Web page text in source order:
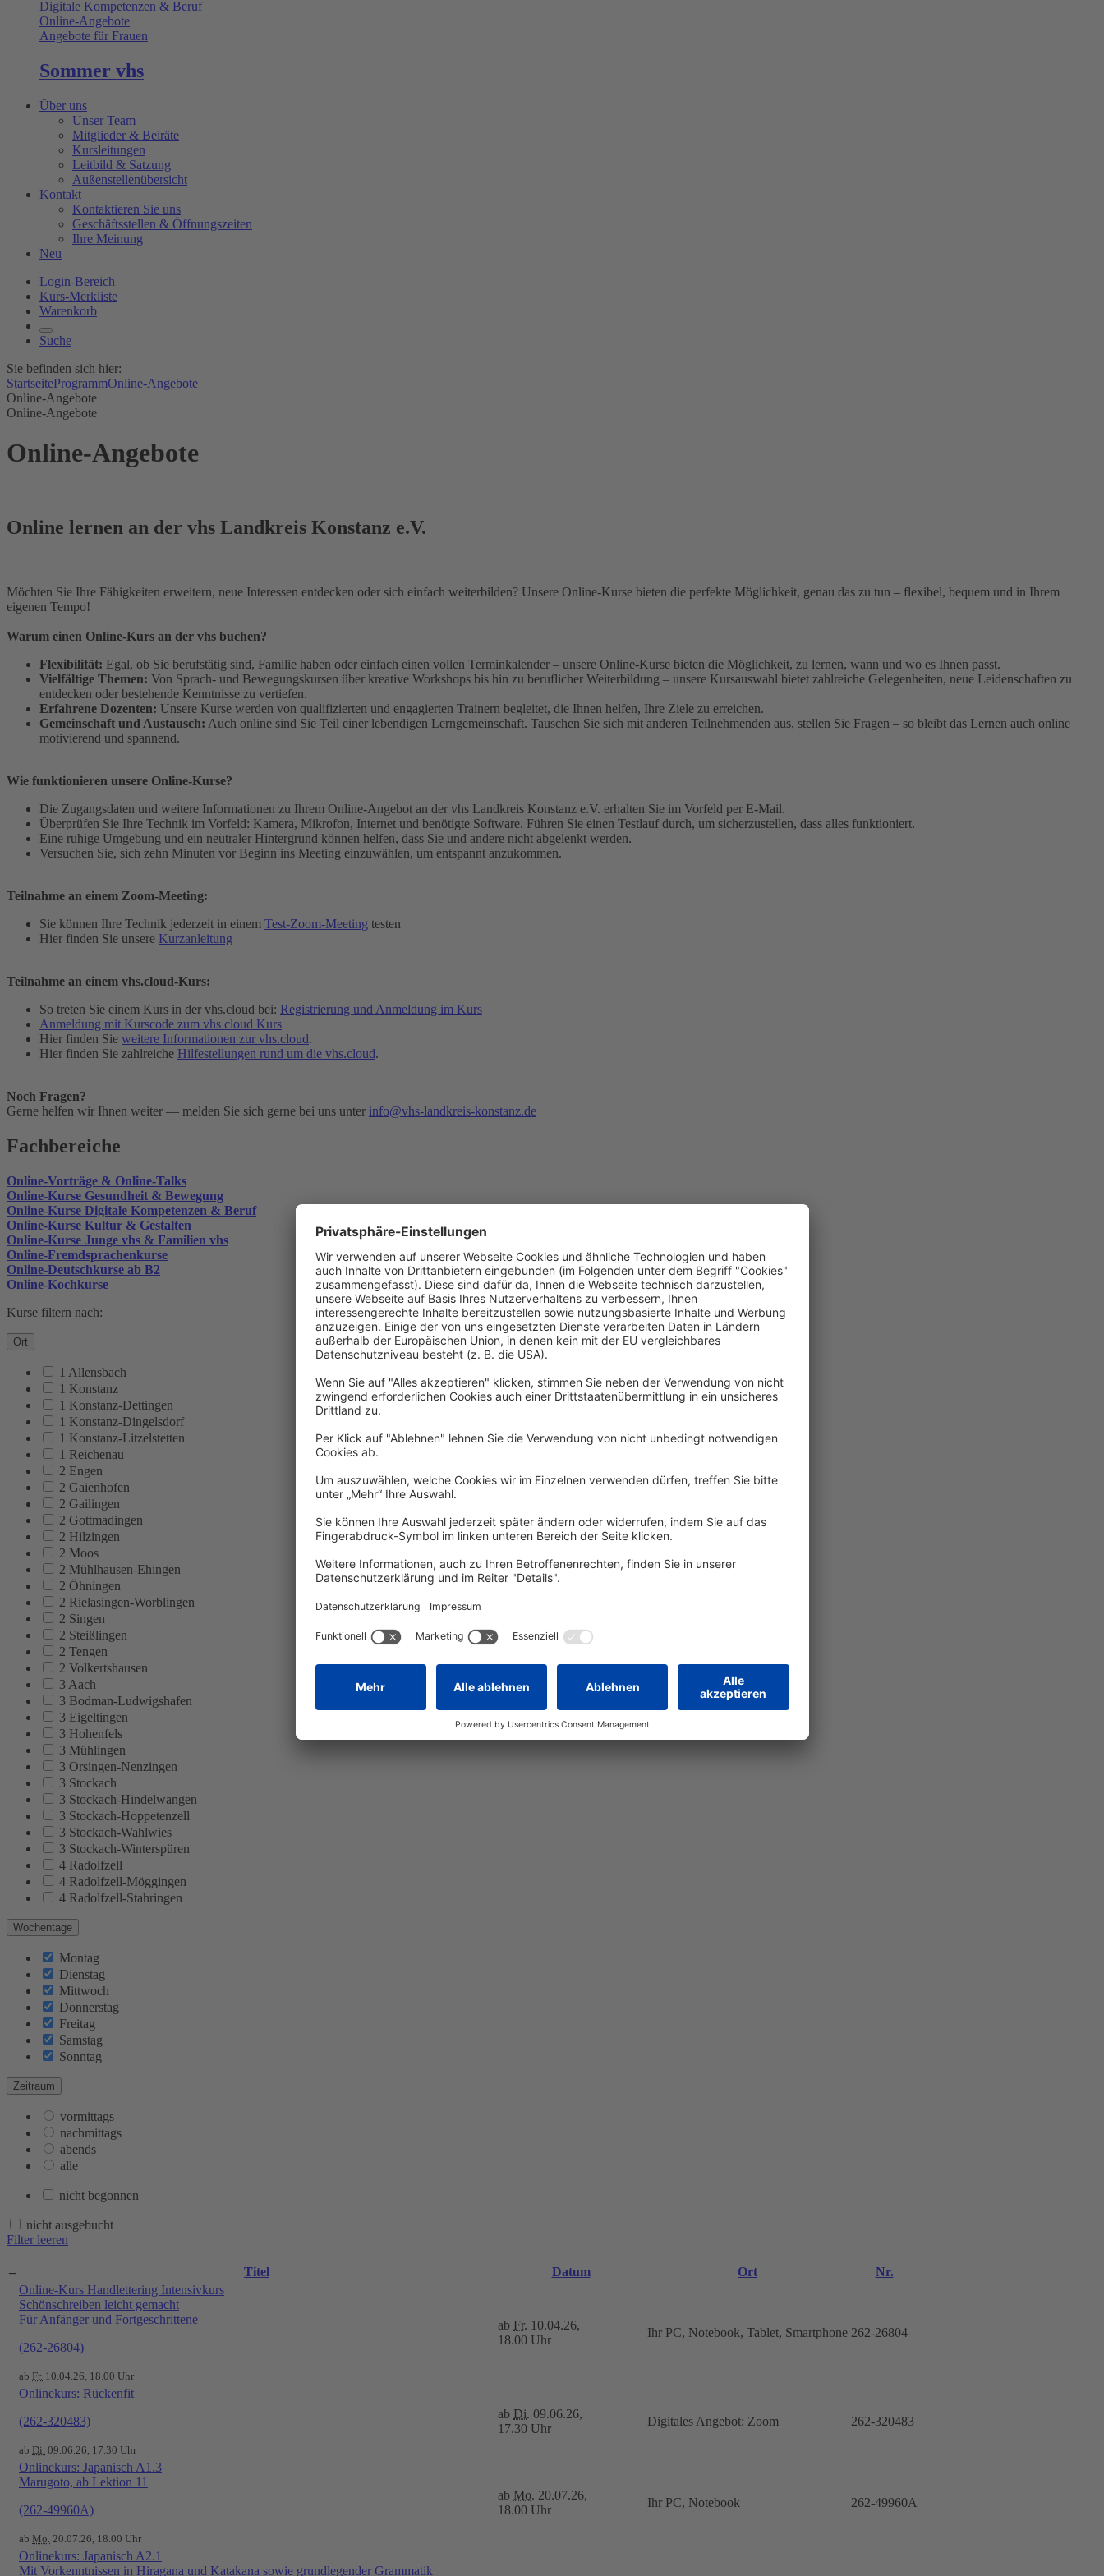
Digitale Kompetenzen & Beruf
Online-Angebote
Angebote für Frauen
Sommer vhs
Über uns
Unser Team
Mitglieder & Beiräte
Kursleitungen
Leitbild & Satzung
Außenstellenübersicht
Kontakt
Kontaktieren Sie uns
Geschäftsstellen & Öffnungszeiten
Ihre Meinung
Neu
Login-Bereich
Kurs-Merkliste
Warenkorb
Suche
Sie befinden sich hier:
StartseiteProgrammOnline-Angebote
Online-Angebote
Online-Angebote
Online-Angebote
Online lernen an der vhs Landkreis Konstanz e.V.
Möchten Sie Ihre Fähigkeiten erweitern, neue Interessen entdecken oder sich einfach weiterbilden? Unsere Online-Kurse bieten die perfekte Möglichkeit, genau das zu tun – flexibel, bequem und in Ihrem
eigenen Tempo!
Warum einen Online-Kurs an der vhs buchen?
Flexibilität: Egal, ob Sie berufstätig sind, Familie haben oder einfach einen vollen Terminkalender – unsere Online-Kurse bieten die Möglichkeit, zu lernen, wann und wo es Ihnen passt.
Vielfältige Themen: Von Sprach- und Bewegungskursen über kreative Workshops bis hin zu beruflicher Weiterbildung – unsere Kursauswahl bietet zahlreiche Gelegenheiten, neue Leidenschaften zu
entdecken oder bestehende Kenntnisse zu vertiefen.
Erfahrene Dozenten: Unsere Kurse werden von qualifizierten und engagierten Trainern begleitet, die Ihnen helfen, Ihre Ziele zu erreichen.
Gemeinschaft und Austausch: Auch online sind Sie Teil einer lebendigen Lerngemeinschaft. Tauschen Sie sich mit anderen Teilnehmenden aus, stellen Sie Fragen – so bleibt das Lernen auch online
motivierend und spannend.
Wie funktionieren unsere Online-Kurse?
Die Zugangsdaten und weitere Informationen zu Ihrem Online-Angebot an der vhs Landkreis Konstanz e.V. erhalten Sie im Vorfeld per E-Mail.
Überprüfen Sie Ihre Technik im Vorfeld: Kamera, Mikrofon, Internet und benötigte Software. Führen Sie einen Testlauf durch, um sicherzustellen, dass alles funktioniert.
Eine ruhige Umgebung und ein neutraler Hintergrund können helfen, dass Sie und andere nicht abgelenkt werden.
Versuchen Sie, sich zehn Minuten vor Beginn ins Meeting einzuwählen, um entspannt anzukommen.
Teilnahme an einem Zoom-Meeting:
Sie können Ihre Technik jederzeit in einem Test-Zoom-Meeting testen
Hier finden Sie unsere Kurzanleitung
Teilnahme an einem vhs.cloud-Kurs:
So treten Sie einem Kurs in der vhs.cloud bei: Registrierung und Anmeldung im Kurs
Anmeldung mit Kurscode zum vhs cloud Kurs
Hier finden Sie weitere Informationen zur vhs.cloud.
Hier finden Sie zahlreiche Hilfestellungen rund um die vhs.cloud.
Noch Fragen?
Gerne helfen wir Ihnen weiter — melden Sie sich gerne bei uns unter info@vhs-landkreis-konstanz.de
Fachbereiche
Online-Vorträge & Online-Talks
Online-Kurse Gesundheit & Bewegung
Online-Kurse Digitale Kompetenzen & Beruf
Online-Kurse Kultur & Gestalten
Online-Kurse Junge vhs & Familien vhs
Online-Fremdsprachenkurse
Online-Deutschkurse ab B2
Online-Kochkurse
Kurse filtern nach:
Ort
1 Allensbach
1 Konstanz
1 Konstanz-Dettingen
1 Konstanz-Dingelsdorf
1 Konstanz-Litzelstetten
1 Reichenau
2 Engen
2 Gaienhofen
2 Gailingen
2 Gottmadingen
2 Hilzingen
2 Moos
2 Mühlhausen-Ehingen
2 Öhningen
2 Rielasingen-Worblingen
2 Singen
2 Steißlingen
2 Tengen
2 Volkertshausen
3 Aach
3 Bodman-Ludwigshafen
3 Eigeltingen
3 Hohenfels
3 Mühlingen
3 Orsingen-Nenzingen
3 Stockach
3 Stockach-Hindelwangen
3 Stockach-Hoppetenzell
3 Stockach-Wahlwies
3 Stockach-Winterspüren
4 Radolfzell
4 Radolfzell-Möggingen
4 Radolfzell-Stahringen
Wochentage
Montag
Dienstag
Mittwoch
Donnerstag
Freitag
Samstag
Sonntag
Zeitraum
vormittags
nachmittags
abends
alle
nicht begonnen
nicht ausgebucht
Filter leeren
– Titel Datum Ort
Nr.
Online-Kurs Handlettering Intensivkurs
Schönschreiben leicht gemacht
Für Anfänger und Fortgeschrittene
(262-26804)
ab Fr. 10.04.26, 18.00 Uhr
ab Fr. 10.04.26,
18.00 Uhr
Ihr PC, Notebook, Tablet, Smartphone 262-26804
Onlinekurs: Rückenfit
(262-320483)
ab Di. 09.06.26, 17.30 Uhr
ab Di. 09.06.26,
17.30 Uhr
Digitales Angebot: Zoom 262-320483
Onlinekurs: Japanisch A1.3
Marugoto, ab Lektion 11
(262-49960A)
ab Mo. 20.07.26, 18.00 Uhr
ab Mo. 20.07.26,
18.00 Uhr
Ihr PC, Notebook 262-49960A
Onlinekurs: Japanisch A2.1
Mit Vorkenntnissen in Hiragana und Katakana sowie grundlegender Grammatik